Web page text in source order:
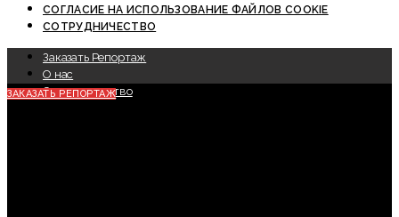
СОГЛАСИЕ НА ИСПОЛЬЗОВАНИЕ ФАЙЛОВ COOKIE
СОТРУДНИЧЕСТВО
Заказать Репортаж
О нас
Сотрудничество
ЗАКАЗАТЬ РЕПОРТАЖ